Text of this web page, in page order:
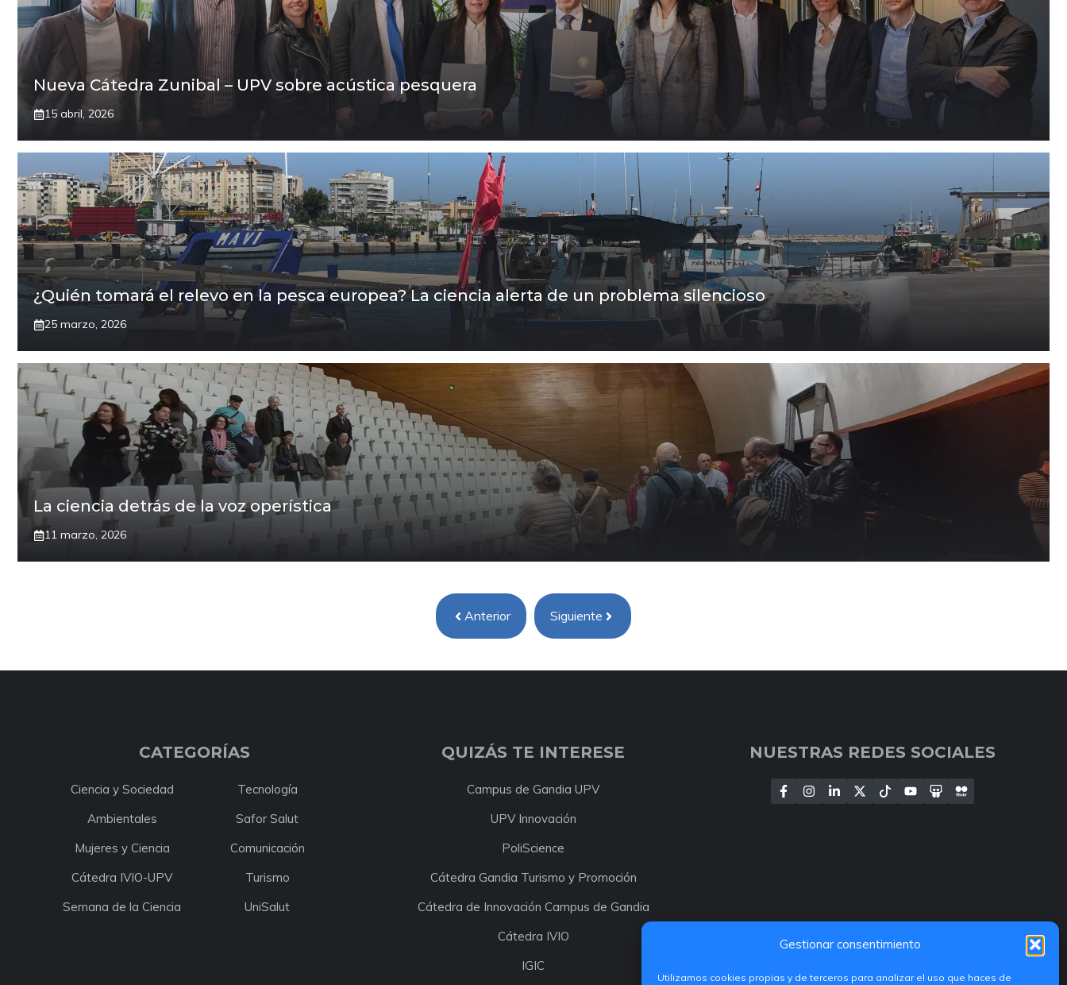
Gestionar consentimiento
Utilizamos cookies propias y de terceros para analizar el uso que haces de
Nueva Cátedra Zunibal – UPV sobre acústica pesquera
15 abril, 2026
¿Quién tomará el relevo en la pesca europea? La ciencia alerta de un problema silencioso
25 marzo, 2026
La ciencia detrás de la voz operística
11 marzo, 2026
Anterior Siguiente
CATEGORÍAS
Ciencia y Sociedad
Tecnología
Ambientales
Safor Salut
Mujeres y Ciencia
Comunicación
Cátedra IVIO-UPV
Turismo
Semana de la Ciencia
UniSalut
QUIZÁS TE INTERESE
Campus de Gandia UPV
UPV Innovación
PoliScience
Cátedra Gandia Turismo y Promoción
Cátedra de Innovación Campus de Gandia
Cátedra IVIO
IGIC
NUESTRAS REDES SOCIALES